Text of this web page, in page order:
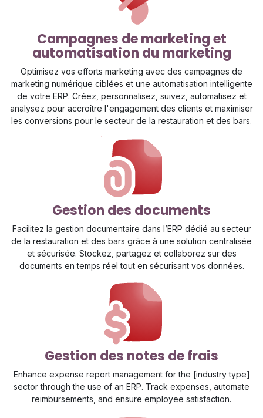
Campagnes de marketing et
automatisation du marketing​
Optimisez vos efforts marketing avec des campagnes de
marketing numérique ciblées et une automatisation intelligente
de votre ERP. Créez, personnalisez, suivez, automatisez et
analysez pour accroître l'engagement des clients et maximiser
les conversions pour le secteur de la restauration et des bars.
Gestion des documents
Facilitez la gestion documentaire dans l’ERP dédié au secteur
de la restauration et des bars grâce à une solution centralisée
et sécurisée. Stockez, partagez et collaborez sur des
documents en temps réel tout en sécurisant vos données.
Gestion des notes de frais
Enhance expense report management for the [industry type]
sector through the use of an ERP. Track expenses, automate
reimbursements, and ensure employee satisfaction.